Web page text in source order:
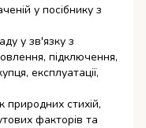
у посібнику з
у зв'язку з
підключення,
експлуатації,
стихій,
факторів та